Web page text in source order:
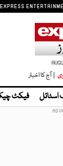
EXPRESS
| آج کا اخبار
اسٹائل فیکٹ